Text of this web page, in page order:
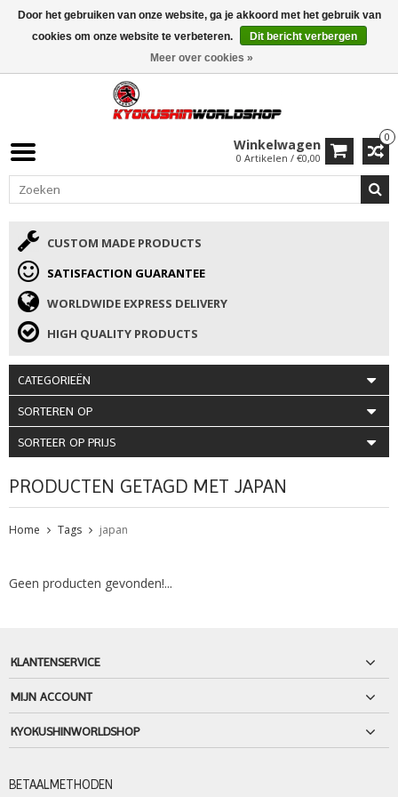
ISAMU SUMMER DEALS• 10% Korting + cadeau vanaf €169 →
0
Winkelwagen
0 Artikelen / €0,00
CUSTOM MADE PRODUCTS
SATISFACTION GUARANTEE
WORLDWIDE EXPRESS DELIVERY
HIGH QUALITY PRODUCTS
CATEGORIEËN
SORTEREN OP
SORTEER OP PRIJS
PRODUCTEN GETAGD MET JAPAN
Home Tags japan
Geen producten gevonden!...
KLANTENSERVICE
MIJN ACCOUNT
KYOKUSHINWORLDSHOP
BETAALMETHODEN
Door het gebruiken van onze website, ga je akkoord met het gebruik van
cookies om onze website te verbeteren.
Dit bericht verbergen
Meer over cookies »